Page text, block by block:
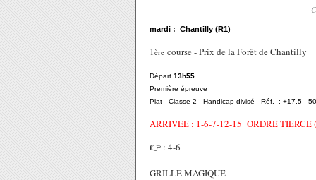
mardi : Chantilly (R1)
1ère course - Prix de la Forêt de Chantilly
Départ 13h55
Première épreuve
Plat - Classe 2 - Handicap divisé - Réf. : +17,5 -
ARRIVEE : 1-6-7-12-15 ORDRE TIERCE
👉 : 4-6
GRILLE MAGIQUE